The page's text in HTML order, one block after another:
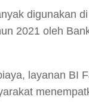
digunakan
2021 oleh
layanan BI